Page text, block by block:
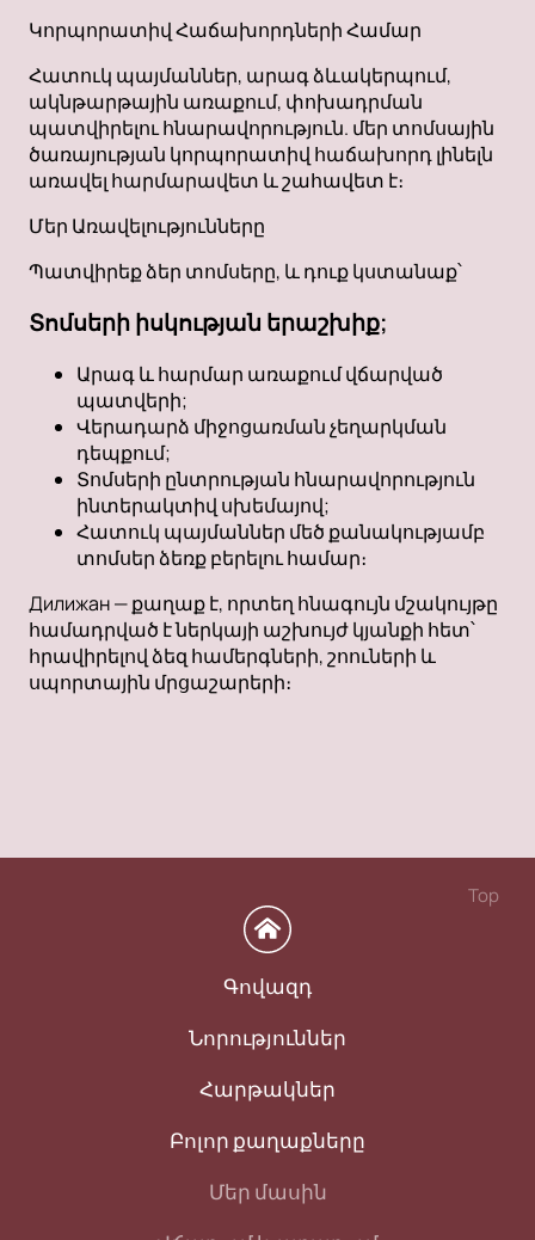
Կորպորատիվ Հաճախորդների Համար
Հատուկ պայմաններ, արագ ձևակերպում,
ակնթարթային առաքում, փոխադրման
պատվիրելու հնարավորություն. մեր տոմսային
ծառայության կորպորատիվ հաճախորդ լինելն
առավել հարմարավետ և շահավետ է։
Մեր Առավելությունները
Պատվիրեք ձեր տոմսերը, և դուք կստանաք՝
Տոմսերի իսկության երաշխիք;
Արագ և հարմար առաքում վճարված
պատվերի;
Վերադարձ միջոցառման չեղարկման
դեպքում;
Տոմսերի ընտրության հնարավորություն
ինտերակտիվ սխեմայով;
Հատուկ պայմաններ մեծ քանակությամբ
տոմսեր ձեռք բերելու համար։
Дилижан — քաղաք է, որտեղ հնագույն մշակույթը
համադրված է ներկայի աշխույժ կյանքի հետ՝
հրավիրելով ձեզ համերգների, շոուների և
սպորտային մրցաշարերի։
Top
Գովազդ
Նորություններ
Հարթակներ
Բոլոր քաղաքները
Մեր մասին